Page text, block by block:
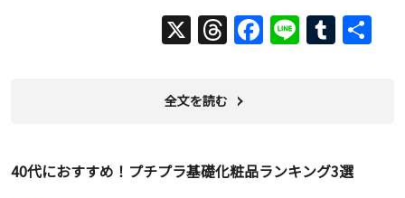
X Threads
Facebook
Line
全文を読む
40代におすすめ！プチプラ基礎化粧品ランキング3選